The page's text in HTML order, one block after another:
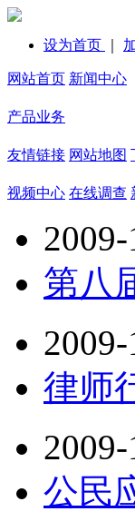
设为首页
网站首页 新闻中心
产品业务
友情链接 网站地图
视频中心 在线调查
第八
律师
公民